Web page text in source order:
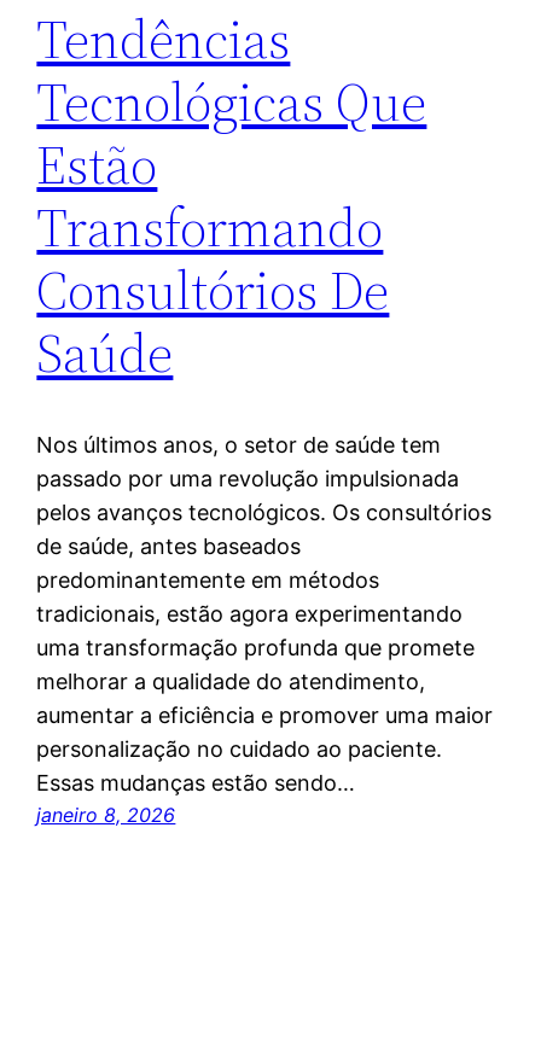
Tendências
Tecnológicas Que
Estão
Transformando
Consultórios De
Saúde
Nos últimos anos, o setor de saúde tem
passado por uma revolução impulsionada
pelos avanços tecnológicos. Os consultórios
de saúde, antes baseados
predominantemente em métodos
tradicionais, estão agora experimentando
uma transformação profunda que promete
melhorar a qualidade do atendimento,
aumentar a eficiência e promover uma maior
personalização no cuidado ao paciente.
Essas mudanças estão sendo…
janeiro 8, 2026